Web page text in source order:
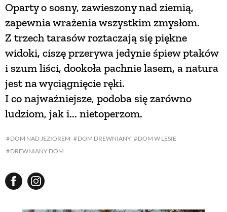
DOM NAD JEZIOREM DOM DREWNIANY
DOM W LESIE
DREWNIANY DOM
Oparty o sosny, zawieszony nad ziemią,
zapewnia wrażenia wszystkim zmysłom.
Z trzech tarasów roztaczają się piękne
widoki, ciszę przerywa jedynie śpiew ptaków
i szum liści, dookoła pachnie lasem, a natura
jest na wyciągnięcie ręki.
I co najważniejsze, podoba się zarówno
ludziom, jak i... nietoperzom.
NATURALNIE
URODA
NATURALNA APTECZKA